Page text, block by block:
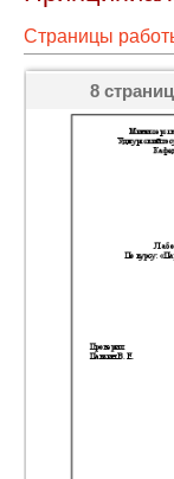
Страницы
8